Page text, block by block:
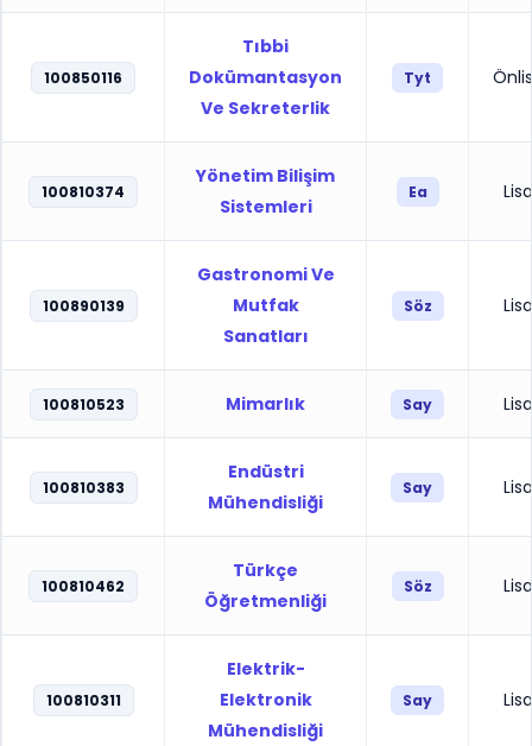
100850116
Tıbbi
Dokümantasyon
Ve Sekreterlik
Tyt
100810374
Yönetim Bilişim
Sistemleri
Ea
100890139
Gastronomi Ve
Mutfak
Sanatları
Söz
100810523 Mimarlık Say
100810383
Endüstri
Mühendisliği
Say
100810462
Türkçe
Öğretmenliği
Söz
100810311
Elektrik-
Elektronik
Mühendisliği
Say